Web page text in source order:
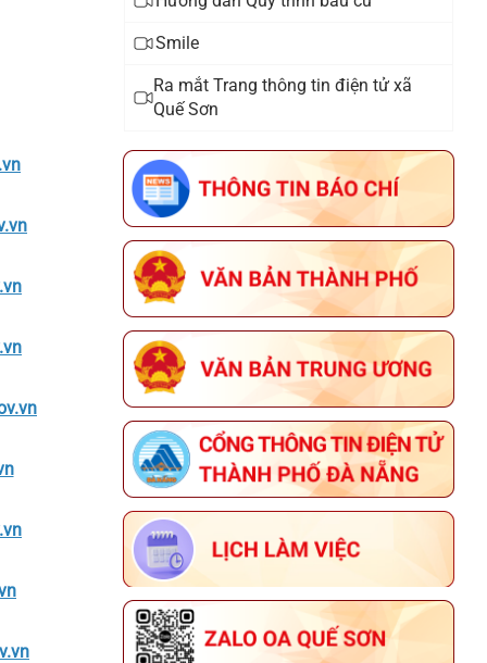
hợp đồng làm việc tại Văn phòng
Đảng ủy xã Quế Sơn
Thông báo đấu giá tài sản
Thông báo triển khai thực hiện
Chiến dịch 90 ngày xây dựng ,
hoàn thiện cơ sở dữ liệu đất đai
trên địa bàn xã Quế Sơn
Thông báo lịch tiếp công dân năm
2025 của đại biểu HĐND xã khóa I,
nhiệm kỳ 2021 - 2026
Smile
Ra mắt Trang thông tin điện tử xã
Quế Sơn